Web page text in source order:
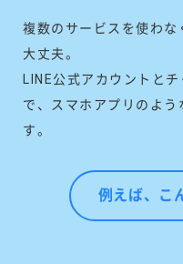
複数のサービスを使わな
大丈夫。
LINE公式アカウントと
で、スマホアプリのよう
す。
例えば、こ